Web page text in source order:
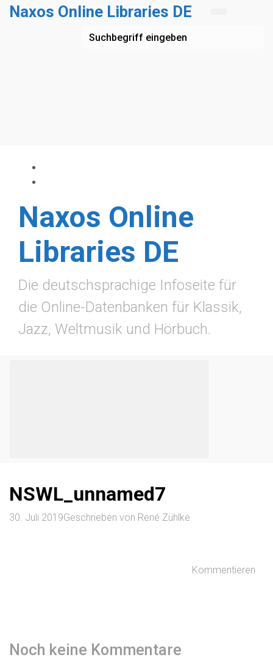
Zum Hauptinhalt springen
Naxos Online Libraries DE
Naxos Online
Libraries DE
Die deutschsprachige Infoseite für
die Online-Datenbanken für Klassik,
Jazz, Weltmusik und Hörbuch.
NSWL_unnamed7
30. Juli 2019Geschrieben von René Zühlke
Kommentieren
Noch keine Kommentare